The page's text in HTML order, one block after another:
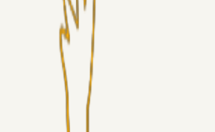
Chrisdinho88 16 timer siden
Horsens - Brøndby billet
Alt det andet
Chrisdinho88
05. aug. 2026
Bange anelser
GulBlaaPuls